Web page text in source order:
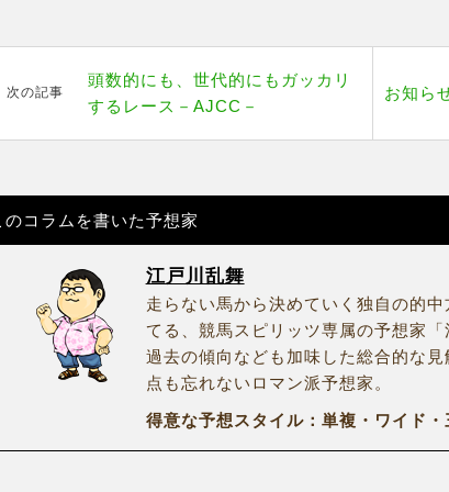
次の記事
頭数的にも、世代的にもガッカリ
するレース－AJCC－
お知ら
のコラムを書いた予想家
江戸川乱舞
走らない馬から決めていく独自の的
てる、競馬スピリッツ専属の予想家「
過去の傾向なども加味した総合的な
点も忘れないロマン派予想家。
得意な予想スタイル：単複・ワイド